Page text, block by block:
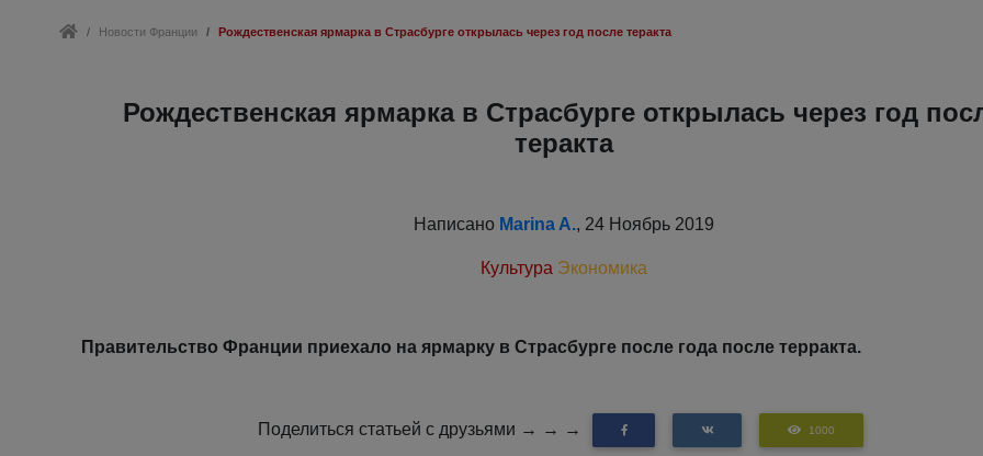
Новости Франции Рождественская ярмарка в Страсбурге открылась через год после теракта
Рождественская ярмарка в Страсбурге открылась через год
теракта
Написано Marina A., 24 Ноябрь 2019
Культура Экономика
Правительство Франции приехало на ярмарку в Страсбурге после года после терракта.
Поделиться статьей с друзьями → → → 1000